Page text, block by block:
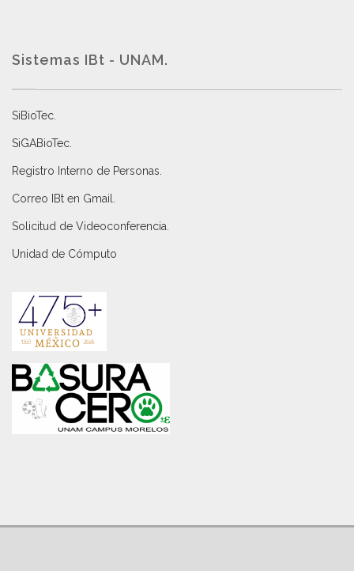
Sistemas IBt - UNAM.
SiBioTec
SiGABioTec.
Registro Interno de Personas
Correo IBt en Gmail
Solicitud de Videoconferencia.
Unidad de Cómputo